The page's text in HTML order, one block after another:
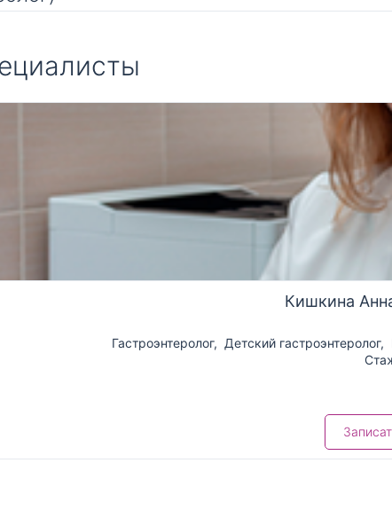
Кишкина
Гастроэнтеролог, Детский гастроэнтеролог,